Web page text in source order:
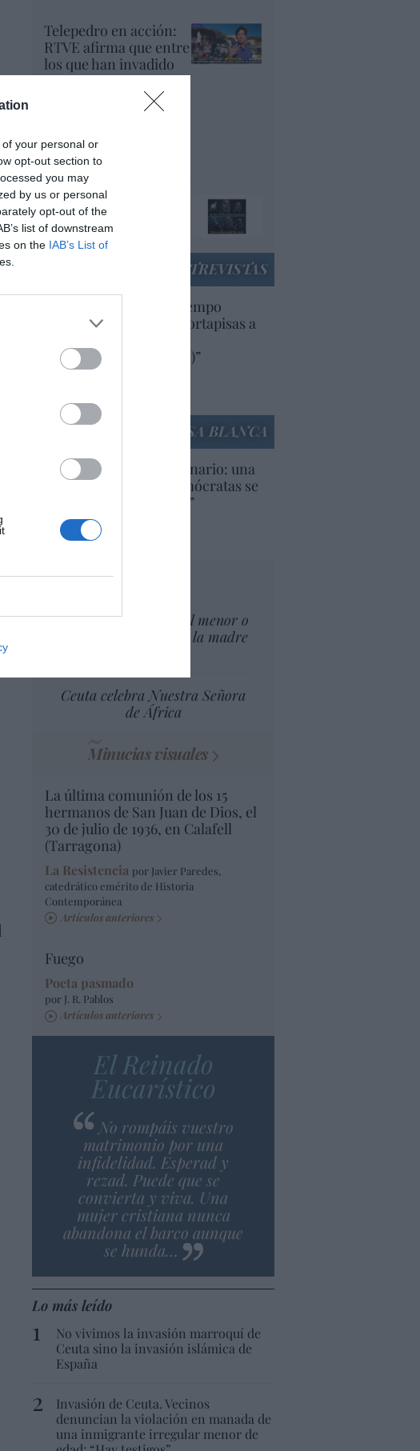
your personal or
opt-out section to
you may
by us or personal
opt-out of the
list of downstream
on the IAB’s List of
Telepedro en acción:
RTVE afirma que entre
los que han invadido
Ceuta, "muchos son
diplomados, que están
por la guerra"
Hispanidad
Cuando el orco llame a
tu puerta, ábresela
Redacción
ENTREVISTAS
“Europa lleva mucho tiempo
poniendo aranceles y cortapisas a
americanas (y europeas)”
LA CASA BLANCA
EEUU. Inquietante escenario: una
tercera parte de los demócratas se
define como “socialista”
por Ignacio Aguirre
Artículos anteriores
Cartas al director
¿El Superior interés el menor o
el superior interés de la madre
Ceuta celebra Nuestra Señora
de África
Minucias visuales
La última comunión de los 15
hermanos de San Juan de Dios, el
30 de julio de 1936, en Calafell
(Tarragona)
La Resistencia por Javier Paredes,
catedrático emérito de Historia
Contemporánea
Artículos anteriores
Fuego
Poeta pasmado
por J. R. Pablos
Artículos anteriores
El Reinado
Eucarístico
No rompáis vuestro
matrimonio por una
infidelidad. Esperad y
rezad. Puede que se
convierta y viva. Una
mujer cristiana nunca
abandona el barco aunque
se hunda…
Lo más leído
No vivimos la invasión marroquí de
Ceuta sino la invasión islámica de
España
Invasión de Ceuta. Vecinos
denuncian la violación en manada de
una inmigrante irregular menor de